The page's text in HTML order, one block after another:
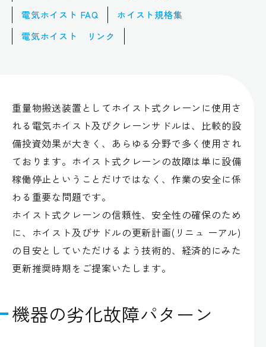
電気ホイスト FAQ
ホイスト規格集
電気ホイスト リンク
重量物搬送装置としてホイスト式クレーンに使用さ
れる電気ホイスト及びクレーンサドルは、比較的設
備投資効果が大きく、あらゆる分野で多く使用され
ております。ホイスト式クレーンの故障は単に設備
稼働停止ということだけではなく、作業の安全に係
わる重要な問題です。
ホイスト式クレーンの信頼性、安全性の確保のため
に、ホイスト及びサドルの更新計画(リニュ ーアル)
の目安としていただけるよう技術的、経済的にみた
更新推奨時期をご提案いたします。
機器の劣化故障パターン